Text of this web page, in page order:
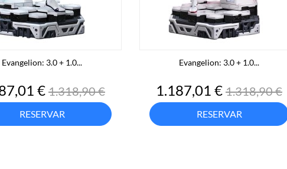
Evangelion: 3.0 + 1.0...
€Precio
base
1.318,90 €
RESERVAR
Evangelion: 3.0 + 1.0...
Precio
1.187,01 €Precio
base
1.318,90 €
RESERVAR